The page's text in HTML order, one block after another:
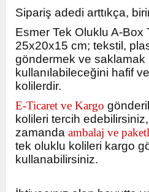
Sipariş adedi arttıkça,
Esmer Tek Oluklu A-Box
25x20x15 cm; tekstil,
göndermek ve saklamak
kullanılabileceğini hafif
kolilerdir.
E-Ticaret ve Kargo
kolileri tercih edebilirsiniz,
zamanda ambalaj ve
tek oluklu kolileri kargo
kullanabilirsiniz.